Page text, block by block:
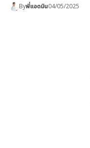
Byพี่แอดมิน04/05/2025